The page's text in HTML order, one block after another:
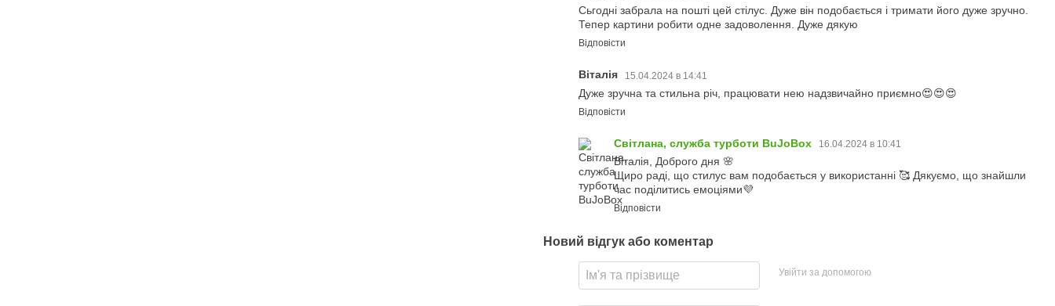
Сьгодні забрала на пошті цей стілус. Дуже він подобається і тримати його дуже зручно.
Тепер картини робити одне задоволення. Дуже дякую
Відповісти
Віталія 15.04.2024 в 14:41
Дуже зручна та стильна річ, працювати нею надзвичайно приємно😍😍😍
Відповісти
Світлана, служба турботи BuJoBox 16.04.2024 в 10:41
Віталія, Доброго дня 🌸
Щиро раді, що стилус вам подобається у використанні 🥰 Дякуємо, що знайшли
час поділитись емоціями💜
Відповісти
Новий відгук або коментар
Увійти за допомогою